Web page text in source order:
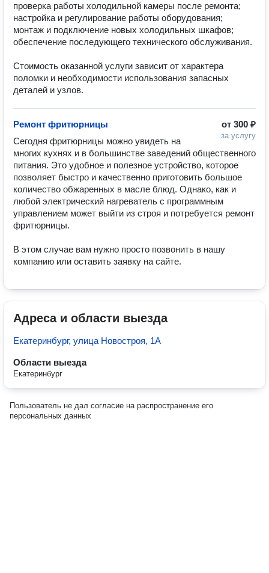
проверка работы холодильной камеры после ремонта;
настройка и регулирование работы оборудования;
монтаж и подключение новых холодильных шкафов;
обеспечение последующего технического обслуживания.
Стоимость оказанной услуги зависит от характера
поломки и необходимости использования запасных
деталей и узлов.
от 300 ₽
за услугу
Ремонт фритюрницы
Сегодня фритюрницы можно увидеть на
многих кухнях и в большинстве заведений общественного
питания. Это удобное и полезное устройство, которое
позволяет быстро и качественно приготовить большое
количество обжаренных в масле блюд. Однако, как и
любой электрический нагреватель с программным
управлением может выйти из строя и потребуется ремонт
фритюрницы.
В этом случае вам нужно просто позвонить в нашу
компанию или оставить заявку на сайте.
Адреса и области выезда
Екатеринбург, улица Новостроя, 1А
Области выезда
Екатеринбург
Пользователь не дал согласие на распространение его
персональных данных